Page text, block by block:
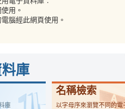
電子資料庫︰
用。
腦經此網頁使用。
庫
庫
名稱檢索
以字母序來瀏覽不同的電